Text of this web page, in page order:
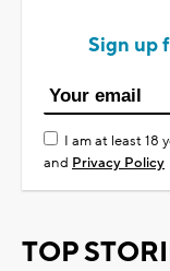
Sign up
I am at least 18
and Privacy Policy
TOP